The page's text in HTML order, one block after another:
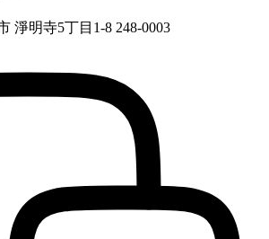
淨明寺5丁目1-8 248-0003